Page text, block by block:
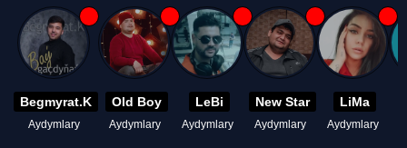
Begmyrat.K
Aydymlary
Old Boy
Aydymlary
LeBi
Aydymlary
New Star
Aydymlary
LiMa
Aydymlary